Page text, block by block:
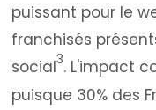
puissant pour le
franchisés
social3. L'impact
puisque 30% des